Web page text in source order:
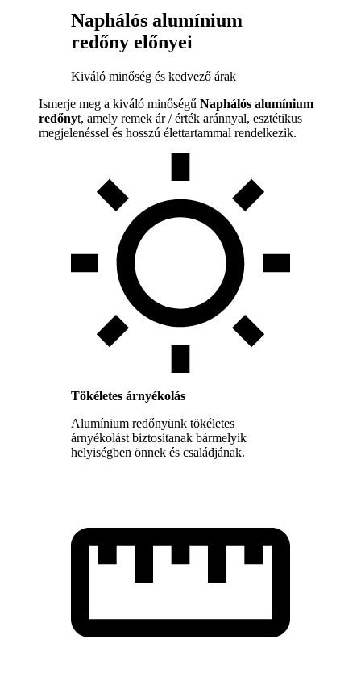
Naphálós alumínium
redőny előnyei
Kiváló minőség és kedvező árak
Ismerje meg a kiváló minőségű Naphálós alumínium
redőnyt, amely remek ár / érték aránnyal, esztétikus
megjelenéssel és hosszú élettartammal rendelkezik.
Tökéletes árnyékolás
Alumínium redőnyünk tökéletes
árnyékolást biztosítanak bármelyik
helyiségben önnek és családjának.